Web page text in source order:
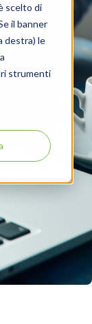
scelto di
il banner
destra) le
strumenti